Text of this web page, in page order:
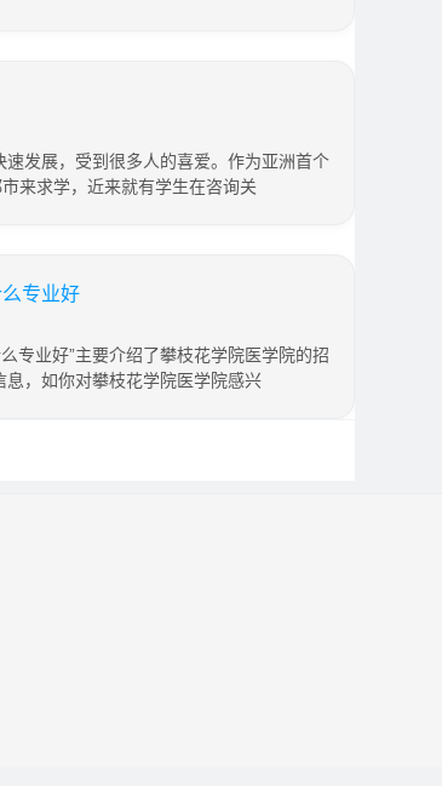
发展，受到很多人的喜爱。作为亚洲首个
来求学，近来就有学生在咨询关
专业好
专业好”主要介绍了攀枝花学院医学院的招
，如你对攀枝花学院医学院感兴